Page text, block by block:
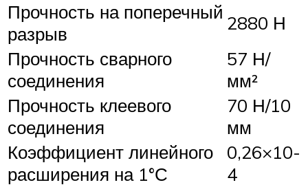
Прочность на поперечный
разрыв
2880 Н
Прочность сварного
соединения
57 Н/
мм²
Прочность клеевого
соединения
70 Н/10
мм
Коэффициент линейного
расширения на 1°С
0,26×10-
4